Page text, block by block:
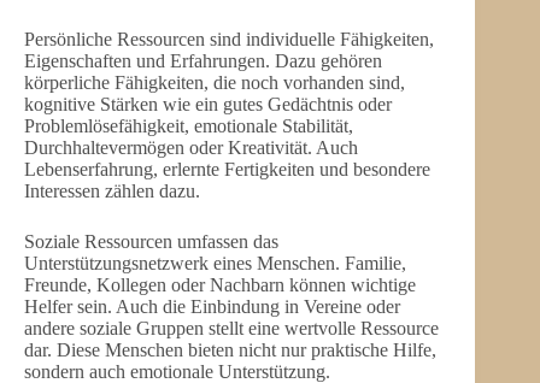
Persönliche Ressourcen sind individuelle Fähigkeiten,
Eigenschaften und Erfahrungen. Dazu gehören
körperliche Fähigkeiten, die noch vorhanden sind,
kognitive Stärken wie ein gutes Gedächtnis oder
Problemlösefähigkeit, emotionale Stabilität,
Durchhaltevermögen oder Kreativität. Auch
Lebenserfahrung, erlernte Fertigkeiten und besondere
Interessen zählen dazu.
Soziale Ressourcen umfassen das
Unterstützungsnetzwerk eines Menschen. Familie,
Freunde, Kollegen oder Nachbarn können wichtige
Helfer sein. Auch die Einbindung in Vereine oder
andere soziale Gruppen stellt eine wertvolle Ressource
dar. Diese Menschen bieten nicht nur praktische Hilfe,
sondern auch emotionale Unterstützung.